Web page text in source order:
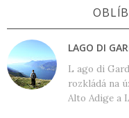
LAGO DI
L ago di
rozkládá na
Alto Adige a